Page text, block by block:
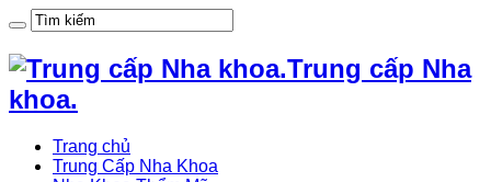
Trung cấp Nha
khoa.
Trang chủ
Trung Cấp Nha Khoa